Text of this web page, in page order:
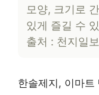
모양, 크기로
있게 즐길 수
출처 : 천지일보
한솔제지, 이마트